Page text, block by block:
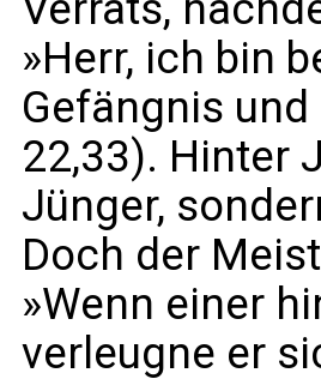
»Herr, ich bin
Gefängnis und
22,33). Hinter
Jünger,
Doch der
»Wenn einer
verleugne er